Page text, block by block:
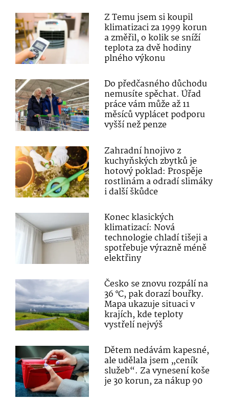
Z Temu jsem si koupil
klimatizaci za 1999 korun
a změřil, o kolik se sníží
teplota za dvě hodiny
plného výkonu
Do předčasného důchodu
nemusíte spěchat. Úřad
práce vám může až 11
měsíců vyplácet podporu
vyšší než penze
Zahradní hnojivo z
kuchyňských zbytků je
hotový poklad: Prospěje
rostlinám a odradí slimáky
i další škůdce
Konec klasických
klimatizací: Nová
technologie chladí tišeji a
spotřebuje výrazně méně
elektřiny
Česko se znovu rozpálí na
36 °C, pak dorazí bouřky.
Mapa ukazuje situaci v
krajích, kde teploty
vystřelí nejvýš
Dětem nedávám kapesné,
ale udělala jsem „ceník
služeb“. Za vynesení koše
je 30 korun, za nákup 90